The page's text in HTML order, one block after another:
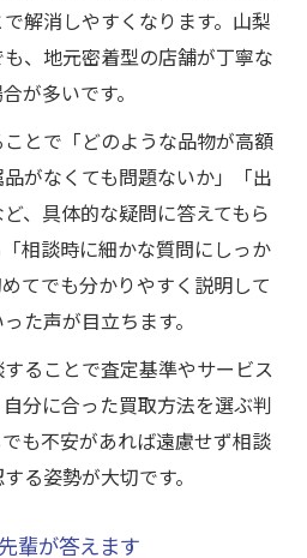
解消しやすくなります。山梨
、地元密着型の店舗が丁寧な
が多いです。
とで「どのような品物が高額
がなくても問題ないか」「出
、具体的な疑問に答えてもら
相談時に細かな質問にしっか
てでも分かりやすく説明して
た声が目立ちます。
ることで査定基準やサービス
分に合った買取方法を選ぶ判
も不安があれば遠慮せず相談
る姿勢が大切です。
輩が答えます